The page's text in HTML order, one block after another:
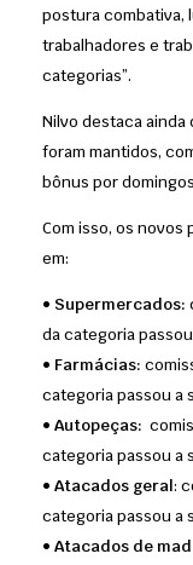
postura combativa,
trabalhadores e
categorias”.
Nilvo destaca
foram mantidos,
bônus por
Com isso, os novos
em:
•⁠ ⁠Supermercados:
da categoria
•⁠ ⁠Farmácias:
categoria passou a
•⁠ ⁠Autopeças:
categoria passou a
•⁠ ⁠Atacados geral:
categoria passou a
•⁠ ⁠Atacados de